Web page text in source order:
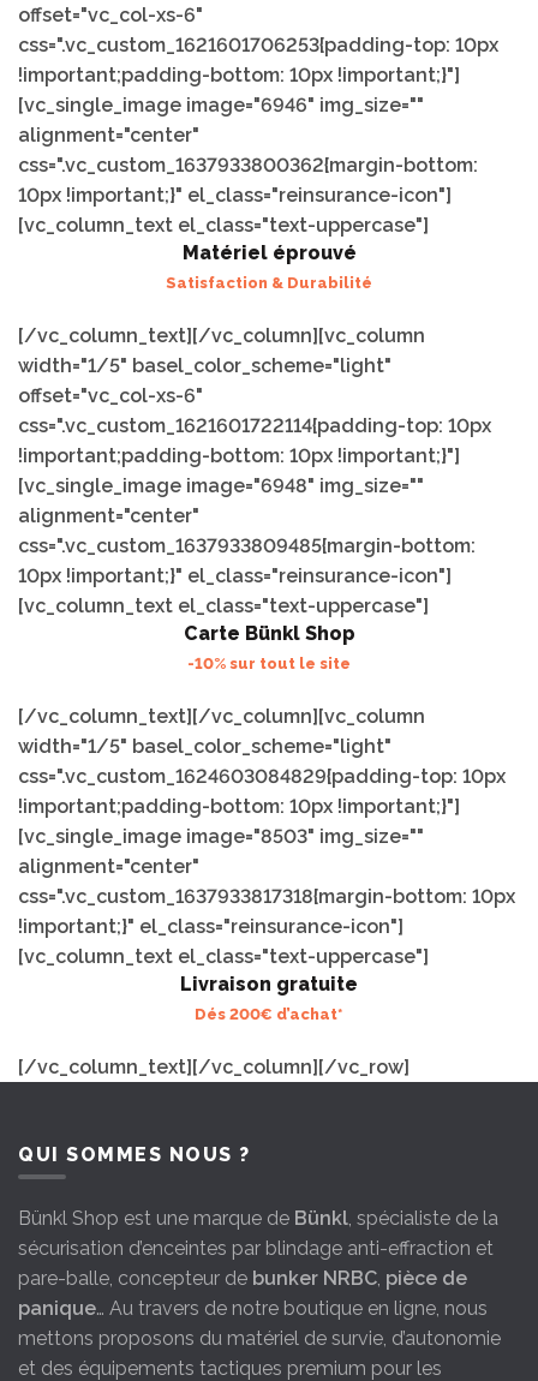
offset="vc_col-xs-6"
css=".vc_custom_1621601706253{padding-top: 10px
!important;padding-bottom: 10px !important;}"]
[vc_single_image image="6946" img_size=""
alignment="center"
css=".vc_custom_1637933800362{margin-bottom:
10px !important;}" el_class="reinsurance-icon"]
[vc_column_text el_class="text-uppercase"]
Matériel éprouvé
Satisfaction & Durabilité
[/vc_column_text][/vc_column][vc_column
width="1/5" basel_color_scheme="light"
offset="vc_col-xs-6"
css=".vc_custom_1621601722114{padding-top: 10px
!important;padding-bottom: 10px !important;}"]
[vc_single_image image="6948" img_size=""
alignment="center"
css=".vc_custom_1637933809485{margin-bottom:
10px !important;}" el_class="reinsurance-icon"]
[vc_column_text el_class="text-uppercase"]
Carte Bünkl Shop
-10% sur tout le site
[/vc_column_text][/vc_column][vc_column
width="1/5" basel_color_scheme="light"
css=".vc_custom_1624603084829{padding-top: 10px
!important;padding-bottom: 10px !important;}"]
[vc_single_image image="8503" img_size=""
alignment="center"
css=".vc_custom_1637933817318{margin-bottom: 10px
!important;}" el_class="reinsurance-icon"]
[vc_column_text el_class="text-uppercase"]
Livraison gratuite
Dés 200€ d’achat*
[/vc_column_text][/vc_column][/vc_row]
QUI SOMMES NOUS ?
Bünkl Shop est une marque de Bünkl, spécialiste de la
sécurisation d’enceintes par blindage anti-effraction et
pare-balle, concepteur de bunker NRBC, pièce de
panique… Au travers de notre boutique en ligne, nous
mettons proposons du matériel de survie, d’autonomie
et des équipements tactiques premium pour les